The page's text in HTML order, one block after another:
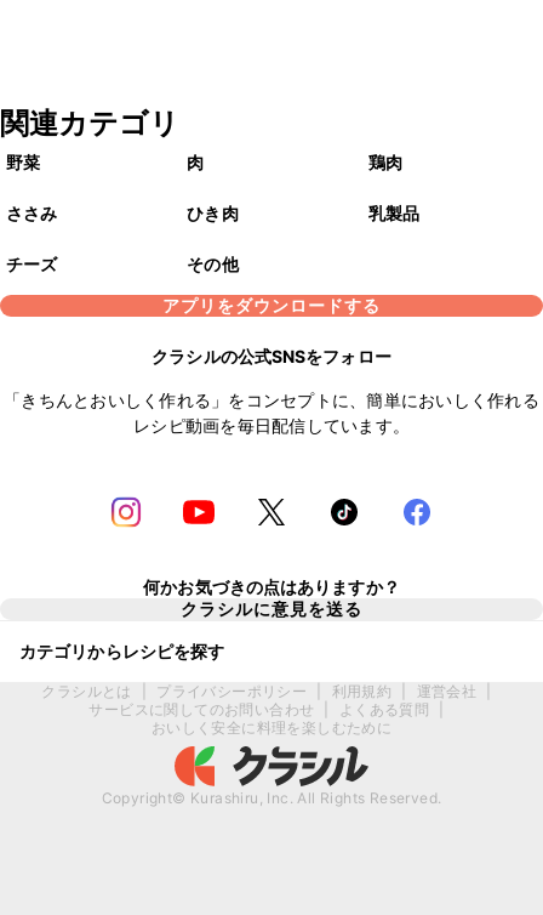
関連カテゴリ
野菜 肉 鶏肉
ささみ ひき肉 乳製品
チーズ
その他
アプリをダウンロードする
クラシルの公式SNSをフォロー
「きちんとおいしく作れる」をコンセプトに、簡単においしく作れる
レシピ動画を毎日配信しています。
何かお気づきの点はありますか？
クラシルに意見を送る
カテゴリからレシピを探す
クラシルとは プライバシーポリシー 利用規約 運営会社
サービスに関してのお問い合わせ
よくある質問
おいしく安全に料理を楽しむために
Copyright© Kurashiru, Inc. All Rights Reserved.